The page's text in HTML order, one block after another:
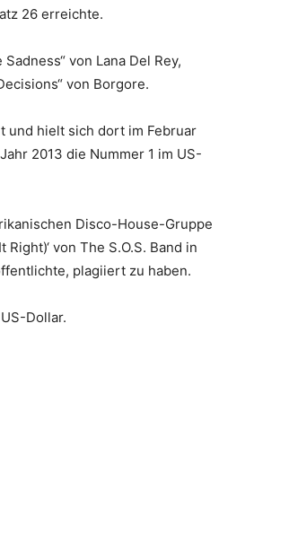
26 erreichte.
von Lana Del Rey,
von Borgore.
und hielt sich dort im Februar
2013 die Nummer 1 im US-
Disco-House-Gruppe
von The S.O.S. Band in
plagiiert zu haben.
Dollar.